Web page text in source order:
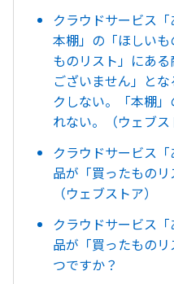
クラウドサービス
本棚」の「ほしい
ものリスト」にあ
ございません」と
クしない。「本棚
れない。（ウェブス
クラウドサービス
品が「買ったものリ
（ウェブストア）
クラウドサービス
品が「買ったもの
つですか？